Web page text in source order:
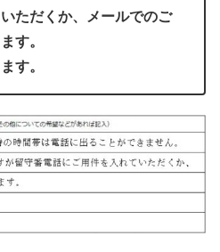
ただくか、メールでのご
す。
す。